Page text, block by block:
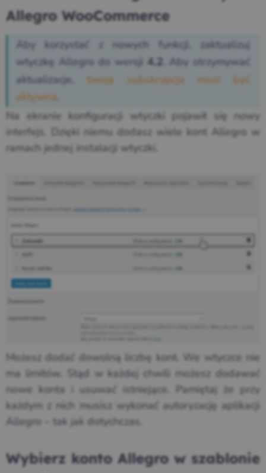
Allegro WooCommerce
Aby korzystać z nowych funkcji, zaktualizuj
wtyczkę Allegro do wersji
4.2
. Aby otrzymywać
aktualizacje, twoja subskrypcja musi być
aktywna
Na ekranie konfiguracji wtyczki pojawił się nowy
interfejs. Dzięki niemu dodasz wiele kont Allegro w
ramach jednej instalacji wtyczki.
Możesz dodać dowolną liczbę kont. We wtyczce nie
ma limitów. Stąd w każdej chwili możesz dodawać
nowe konta i usuwać istniejące. Pamiętaj że przy
każdym z nich musisz wykonać autoryzację aplikacji
Allegro – tak jak dotychczas.
Wybierz konto Allegro w szablonie